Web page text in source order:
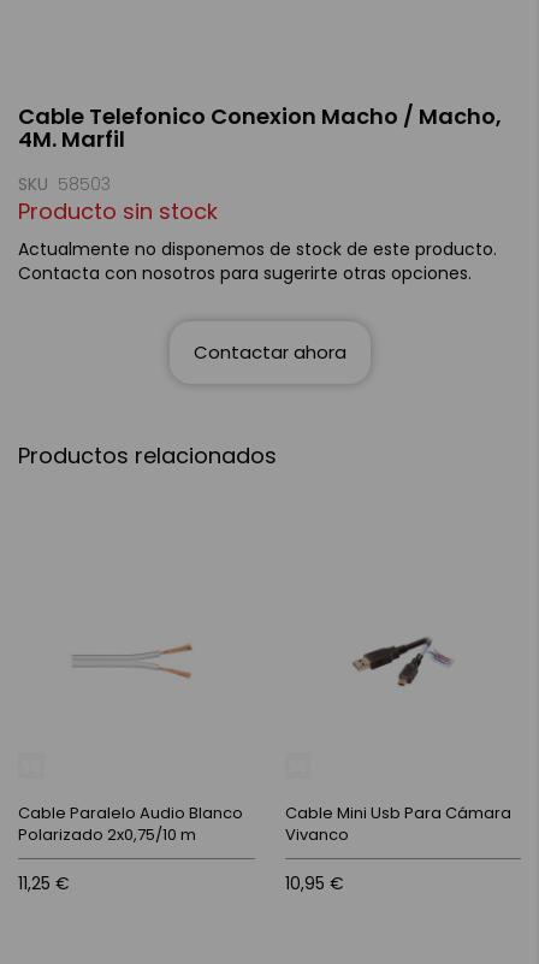
Cable Telefonico Conexion Macho / Macho,
4M. Marfil
SKU 58503
Producto sin stock
Actualmente no disponemos de stock de este producto.
Contacta con nosotros para sugerirte otras opciones.
Contactar ahora
al
comienzo
la
galería
de
imágenes
Productos relacionados
Cable Paralelo Audio Blanco
Polarizado 2x0,75/10 m
11,25 €
Cable Mini Usb Para Cámara
Vivanco
10,95 €